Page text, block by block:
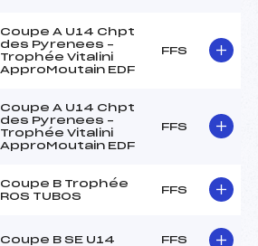
Coupe A U14 Chpt
des Pyrenees –
Trophée Vitalini
ApproMoutain EDF
FFS
Coupe A U14 Chpt
des Pyrenees –
Trophée Vitalini
ApproMoutain EDF
FFS
Coupe B Trophée
ROS TUBOS
FFS
Coupe B SE U14 FFS